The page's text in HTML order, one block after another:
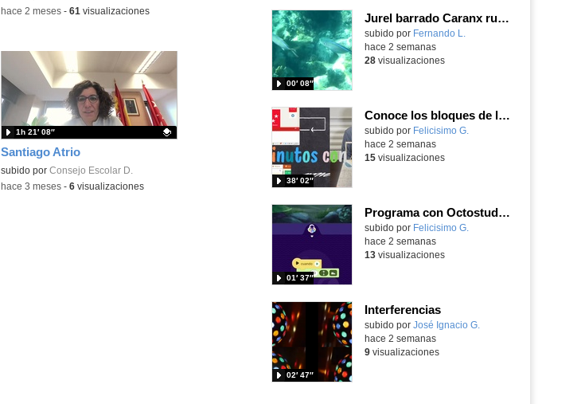
-hace 2 meses- 61 visualizaciones
Santiago Atrio
Contenido educativo.
subido por Consejo Escolar D.
1h 21′ 08″
-hace 3 meses- 6visualizaciones
Jurel barrado Caranx ruber (Bloch, 1793)
Contenido educativo.
subido por Fernando L.
00′ 08″
hace 2 semanas
28visualizaciones
Conoce los bloques de la app Octostudio, gratuito, offline y para tu tablet y móvil - Contenido educativo
Contenido educativo.
subido por Felicisimo G.
38′ 02″
hace 2 semanas
15visualizaciones
Programa con Octostudio de un modo sencillo, offline y gratuito
Contenido educativo.
subido por Felicisimo G.
01′ 37″
hace 2 semanas
13visualizaciones
Interferencias
Contenido educativo.
subido por José Ignacio G.
02′ 47″
hace 2 semanas
9visualizaciones